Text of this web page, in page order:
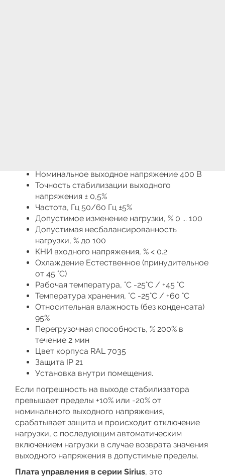
Номинальное выходное напряжение 400 В
Точность стабилизации выходного
напряжения ± 0,5%
Частота, Гц 50/60 Гц ±5%
Допустимое изменение нагрузки, % 0 ... 100
Допустимая несбалансированность
нагрузки, % до 100
КНИ входного напряжения, % < 0.2
Охлаждение Естественное (принудительное
от 45 °C)
Рабочая температура, °С -25°C / +45 °C
Температура хранения, °С -25°C / +60 °C
Относительная влажность (без конденсата)
95%
Перегрузочная способность, % 200% в
течение 2 мин
Цвет корпуса RAL 7035
Защита IP 21
Установка внутри помещения.
Если погрешность на выходе стабилизатора
превышает пределы +10% или -20% от
номинального выходного напряжения,
срабатывает защита и происходит отключение
нагрузки, с последующим автоматическим
включением нагрузки в случае возврата значения
выходного напряжения в допустимые пределы.
Плата управления в серии Sirius, это